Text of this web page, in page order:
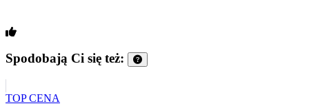
Spodobają Ci się też:
TOP CENA